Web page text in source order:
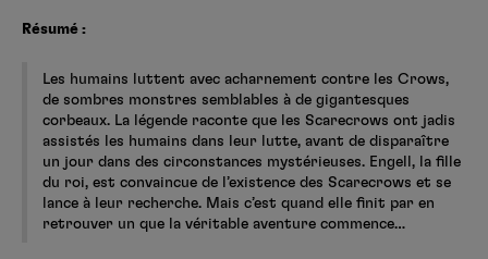
Résumé :
Les humains luttent avec acharnement contre les Crows,
de sombres monstres semblables à de gigantesques
corbeaux. La légende raconte que les Scarecrows ont jadis
assistés les humains dans leur lutte, avant de disparaître
un jour dans des circonstances mystérieuses. Engell, la fille
du roi, est convaincue de l’existence des Scarecrows et se
lance à leur recherche. Mais c’est quand elle finit par en
retrouver un que la véritable aventure commence…